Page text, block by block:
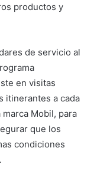
productos y
de servicio al
en visitas
itinerantes a cada
Mobil, para
que los
condiciones